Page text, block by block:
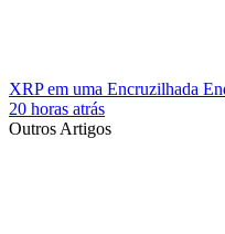
XRP em uma Encruzilhada
20 horas atrás
Outros Artigos